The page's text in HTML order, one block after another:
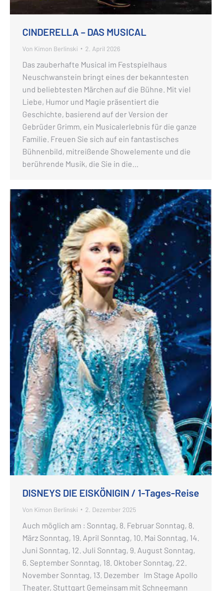
CINDERELLA – DAS MUSICAL
Von Kimon Berlinski 2. April 2026
Das zauberhafte Musical im Festspielhaus
Neuschwanstein bringt eines der bekanntesten
und beliebtesten Märchen auf die Bühne. Mit viel
Liebe, Humor und Magie präsentiert die
Geschichte, basierend auf der Version der
Gebrüder Grimm, ein Musicalerlebnis für die ganze
Familie. Freuen Sie sich auf ein fantastisches
Bühnenbild, mitreißende Showelemente und die
berührende Musik, die Sie in die…
DISNEYS DIE EISKÖNIGIN / 1-Tages-Reise
Von Kimon Berlinski 2. Dezember 2025
Auch möglich am : Sonntag, 8. Februar Sonntag, 8.
März Sonntag, 19. April Sonntag, 10. Mai Sonntag, 14.
Juni Sonntag, 12. Juli Sonntag, 9. August Sonntag,
6. September Sonntag, 18. Oktober Sonntag, 22.
November Sonntag, 13. Dezember Im Stage Apollo
Theater, Stuttgart Gemeinsam mit Schneemann